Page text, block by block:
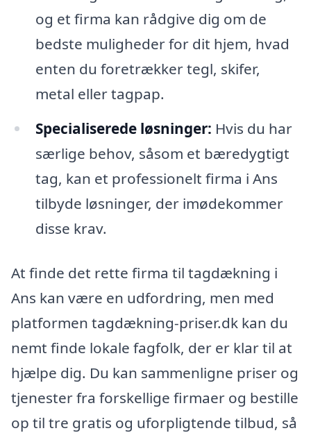
og et firma kan rådgive dig om de
bedste muligheder for dit hjem, hvad
enten du foretrækker tegl, skifer,
metal eller tagpap.
Specialiserede løsninger: Hvis du har
særlige behov, såsom et bæredygtigt
tag, kan et professionelt firma i Ans
tilbyde løsninger, der imødekommer
disse krav.
At finde det rette firma til tagdækning i
Ans kan være en udfordring, men med
platformen tagdækning-priser.dk kan du
nemt finde lokale fagfolk, der er klar til at
hjælpe dig. Du kan sammenligne priser og
tjenester fra forskellige firmaer og bestille
op til tre gratis og uforpligtende tilbud, så